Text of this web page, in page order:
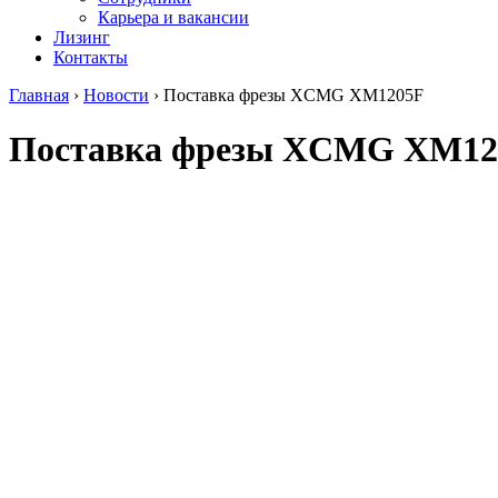
Карьера и вакансии
Лизинг
Контакты
Главная › Новости › Поставка фрезы XCMG XM1205F
Поставка фрезы XCMG